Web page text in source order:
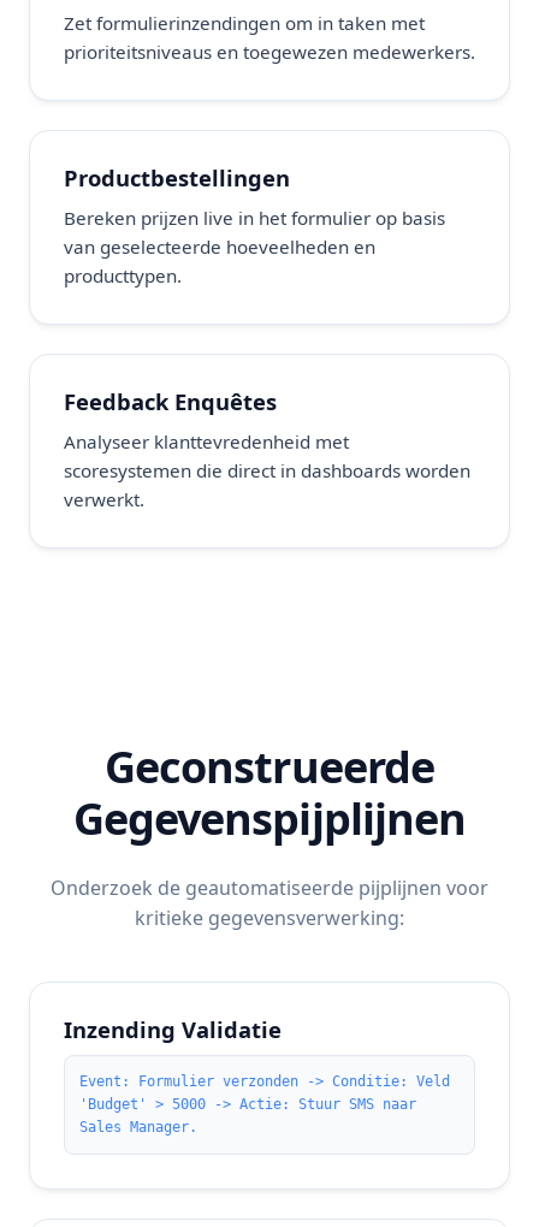
Zet formulierinzendingen om in taken met
prioriteitsniveaus en toegewezen medewerkers.
Productbestellingen
Bereken prijzen live in het formulier op basis
van geselecteerde hoeveelheden en
producttypen.
Feedback Enquêtes
Analyseer klanttevredenheid met
scoresystemen die direct in dashboards worden
verwerkt.
Geconstrueerde
Gegevenspijplijnen
Onderzoek de geautomatiseerde pijplijnen voor
kritieke gegevensverwerking:
Inzending Validatie
Event: Formulier verzonden -> Conditie: Veld
'Budget' > 5000 -> Actie: Stuur SMS naar
Sales Manager.